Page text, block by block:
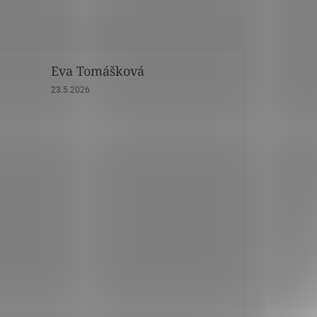
Eva Tomášková
Hodnotenie obchodu je 5 z 5 hviezdičiek.
23.5.2026